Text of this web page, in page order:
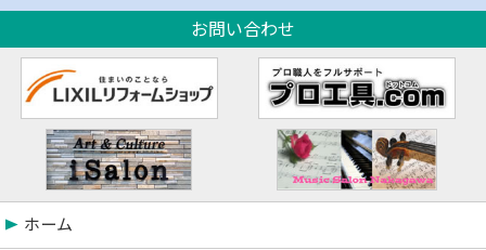
お問い合わせ
ホーム